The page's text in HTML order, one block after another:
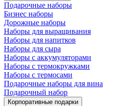
Подарочные наборы
Бизнес наборы
Дорожные наборы
Наборы для выращивания
Наборы для напитков
Наборы для сыра
Наборы с аккумуляторами
Наборы с термокружками
Наборы с термосами
Подарочные наборы для вина
Подарочный набор
Корпоративные подарки